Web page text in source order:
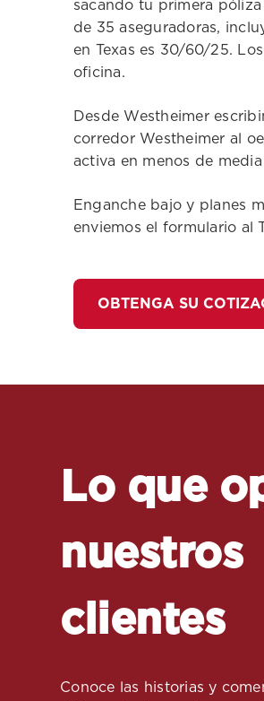
sacando tu primera
de 35 aseguradoras,
en Texas es 30/60/25.
oficina.
Desde Westheimer
corredor Westheimer al
activa en menos de media
Enganche bajo y planes
enviemos el formulario al
OBTENGA SU
Lo que
nuestros
clientes
Conoce las historias y